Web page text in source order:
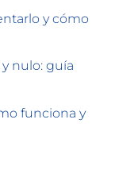
y cómo
nulo: guía
funciona y